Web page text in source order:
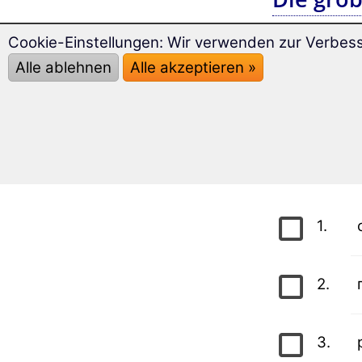
Bitte
1.
2.
3.
Cookie-Einstellungen: Wir verwenden zur
Alle ablehnen
Alle akzeptieren »